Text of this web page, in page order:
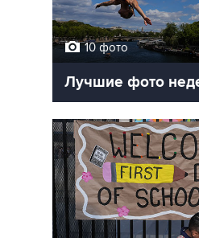
10 фото
Лучшие фото